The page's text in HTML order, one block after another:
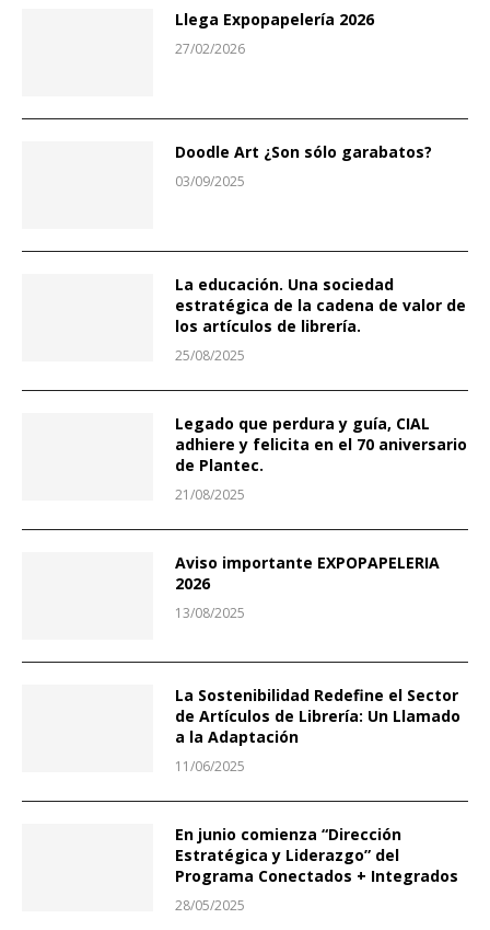
Llega Expopapelería 2026
27/02/2026
Doodle Art ¿Son sólo garabatos?
03/09/2025
La educación. Una sociedad
estratégica de la cadena de valor de
los artículos de librería.
25/08/2025
Legado que perdura y guía, CIAL
adhiere y felicita en el 70 aniversario
de Plantec.
21/08/2025
Aviso importante EXPOPAPELERIA
2026
13/08/2025
La Sostenibilidad Redefine el Sector
de Artículos de Librería: Un Llamado
a la Adaptación
11/06/2025
En junio comienza “Dirección
Estratégica y Liderazgo” del
Programa Conectados + Integrados
28/05/2025